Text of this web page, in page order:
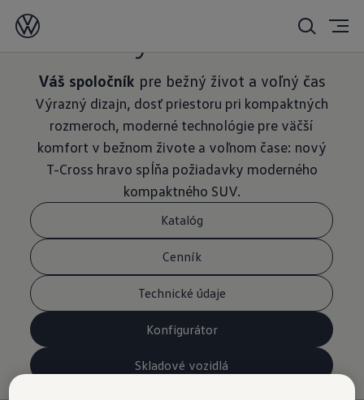
Váš spoločník pre bežný život a voľný čas
Výrazný dizajn, dosť priestoru pri kompaktných
rozmeroch, moderné technológie pre väčší
komfort v bežnom živote a voľnom čase: nový
T-Cross hravo spĺňa požiadavky moderného
kompaktného SUV.
Katalóg
Cenník
Technické údaje
Konfigurátor
Skladové vozidlá